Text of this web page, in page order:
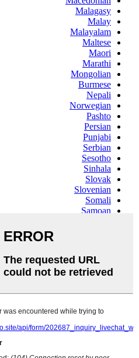
Malagasy
Malay
Malayalam
Maltese
Maori
Marathi
Mongolian
Burmese
Nepali
Norwegian
Pashto
Persian
Punjabi
Serbian
Sesotho
Sinhala
Slovak
Slovenian
Somali
Samoan
Swahili
Tajik
Telugu
Ukrainian
Urdu